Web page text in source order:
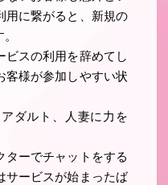
用に繋がると、新規の
ビスの利用を辞めてし
客様が参加しやすい状
ダルト、人妻に力を
ターでチャットをする
サービスが始まったば